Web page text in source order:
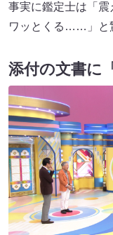
事実に鑑定士は「
ワッとくる……」と
添付の文書に